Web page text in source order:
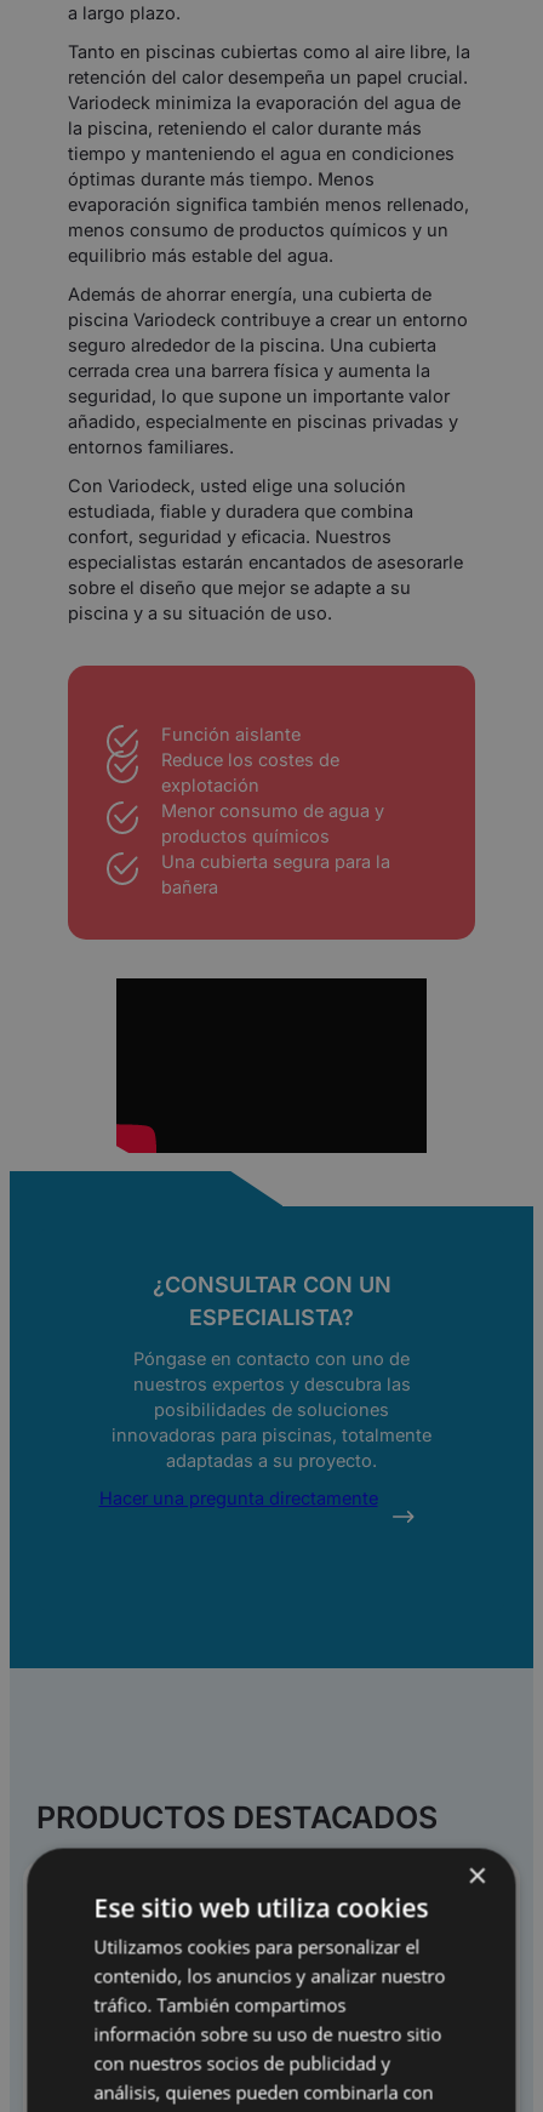
a largo plazo.
Tanto en piscinas cubiertas como al aire libre, la
retención del calor desempeña un papel crucial.
Variodeck minimiza la evaporación del agua de
la piscina, reteniendo el calor durante más
tiempo y manteniendo el agua en condiciones
óptimas durante más tiempo. Menos
evaporación significa también menos rellenado,
menos consumo de productos químicos y un
equilibrio más estable del agua.
Además de ahorrar energía, una cubierta de
piscina Variodeck contribuye a crear un entorno
seguro alrededor de la piscina. Una cubierta
cerrada crea una barrera física y aumenta la
seguridad, lo que supone un importante valor
añadido, especialmente en piscinas privadas y
entornos familiares.
Con Variodeck, usted elige una solución
estudiada, fiable y duradera que combina
confort, seguridad y eficacia. Nuestros
especialistas estarán encantados de asesorarle
sobre el diseño que mejor se adapte a su
piscina y a su situación de uso.
Función aislante
Reduce los costes de
explotación
Menor consumo de agua y
productos químicos
Una cubierta segura para la
bañera
¿CONSULTAR CON UN
ESPECIALISTA?
Póngase en contacto con uno de
nuestros expertos y descubra las
posibilidades de soluciones
innovadoras para piscinas, totalmente
adaptadas a su proyecto.
Hacer una pregunta directamente
PRODUCTOS DESTACADOS
Apellidos
×
Ese sitio web utiliza cookies
Utilizamos cookies para personalizar el
contenido, los anuncios y analizar nuestro
tráfico. También compartimos
información sobre su uso de nuestro sitio
con nuestros socios de publicidad y
análisis, quienes pueden combinarla con